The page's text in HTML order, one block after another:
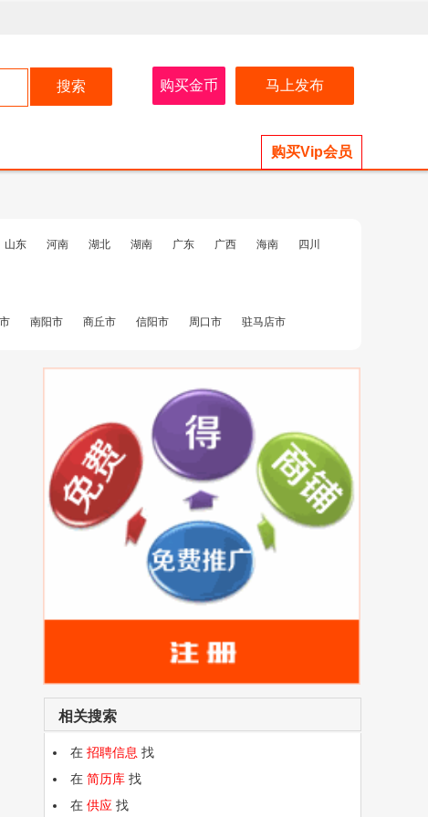
马上发布
购买金币
购买Vip会员
山东 河南 湖北 湖南 广东 广西 海南 四川
南阳市 商丘市 信阳市 周口市 驻马店市
相关搜索
在 招聘信息 找
在 简历库 找
在 供应 找